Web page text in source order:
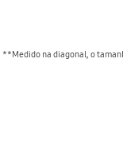
na diagonal, o